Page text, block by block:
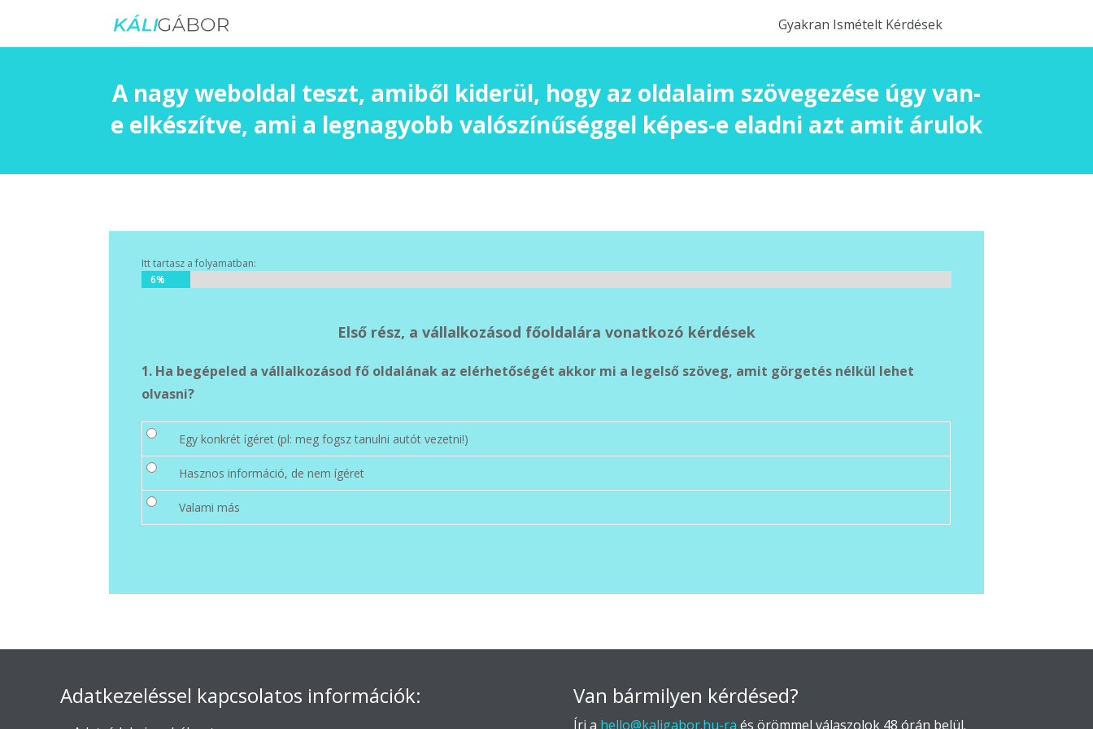
Gyakran Ismételt Kérdések
A nagy weboldal teszt, amiből kiderül, hogy az oldalaim szövegezése úgy van-
e elkészítve, ami a legnagyobb valószínűséggel képes-e eladni azt amit árulok
Itt tartasz a folyamatban:
6%
6%
Első rész, a vállalkozásod főoldalára vonatkozó kérdések
1. Ha begépeled a vállalkozásod fő oldalának az elérhetőségét akkor mi a legelső szöveg, amit görgetés nélkül lehet
olvasni?
Egy konkrét ígéret (pl: meg fogsz tanulni autót vezetni!)
Hasznos információ, de nem ígéret
Valami más
Adatkezeléssel kapcsolatos információk: Van bármilyen kérdésed?
Írj a hello@kaligabor.hu-ra és örömmel válaszolok 48 órán belül.